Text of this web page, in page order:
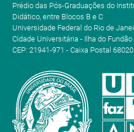
Prédio das Pós-Graduações do
Didático, entre Blocos B e C
Universidade Federal do Rio de
Cidade Universitária - Ilha do
CEP: 21941-971 - Caixa Postal